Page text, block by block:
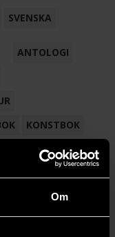
Om
SVENSKA
ANTOLOGI
KONSTBOK
NOVELL
TECKNAD SERIE